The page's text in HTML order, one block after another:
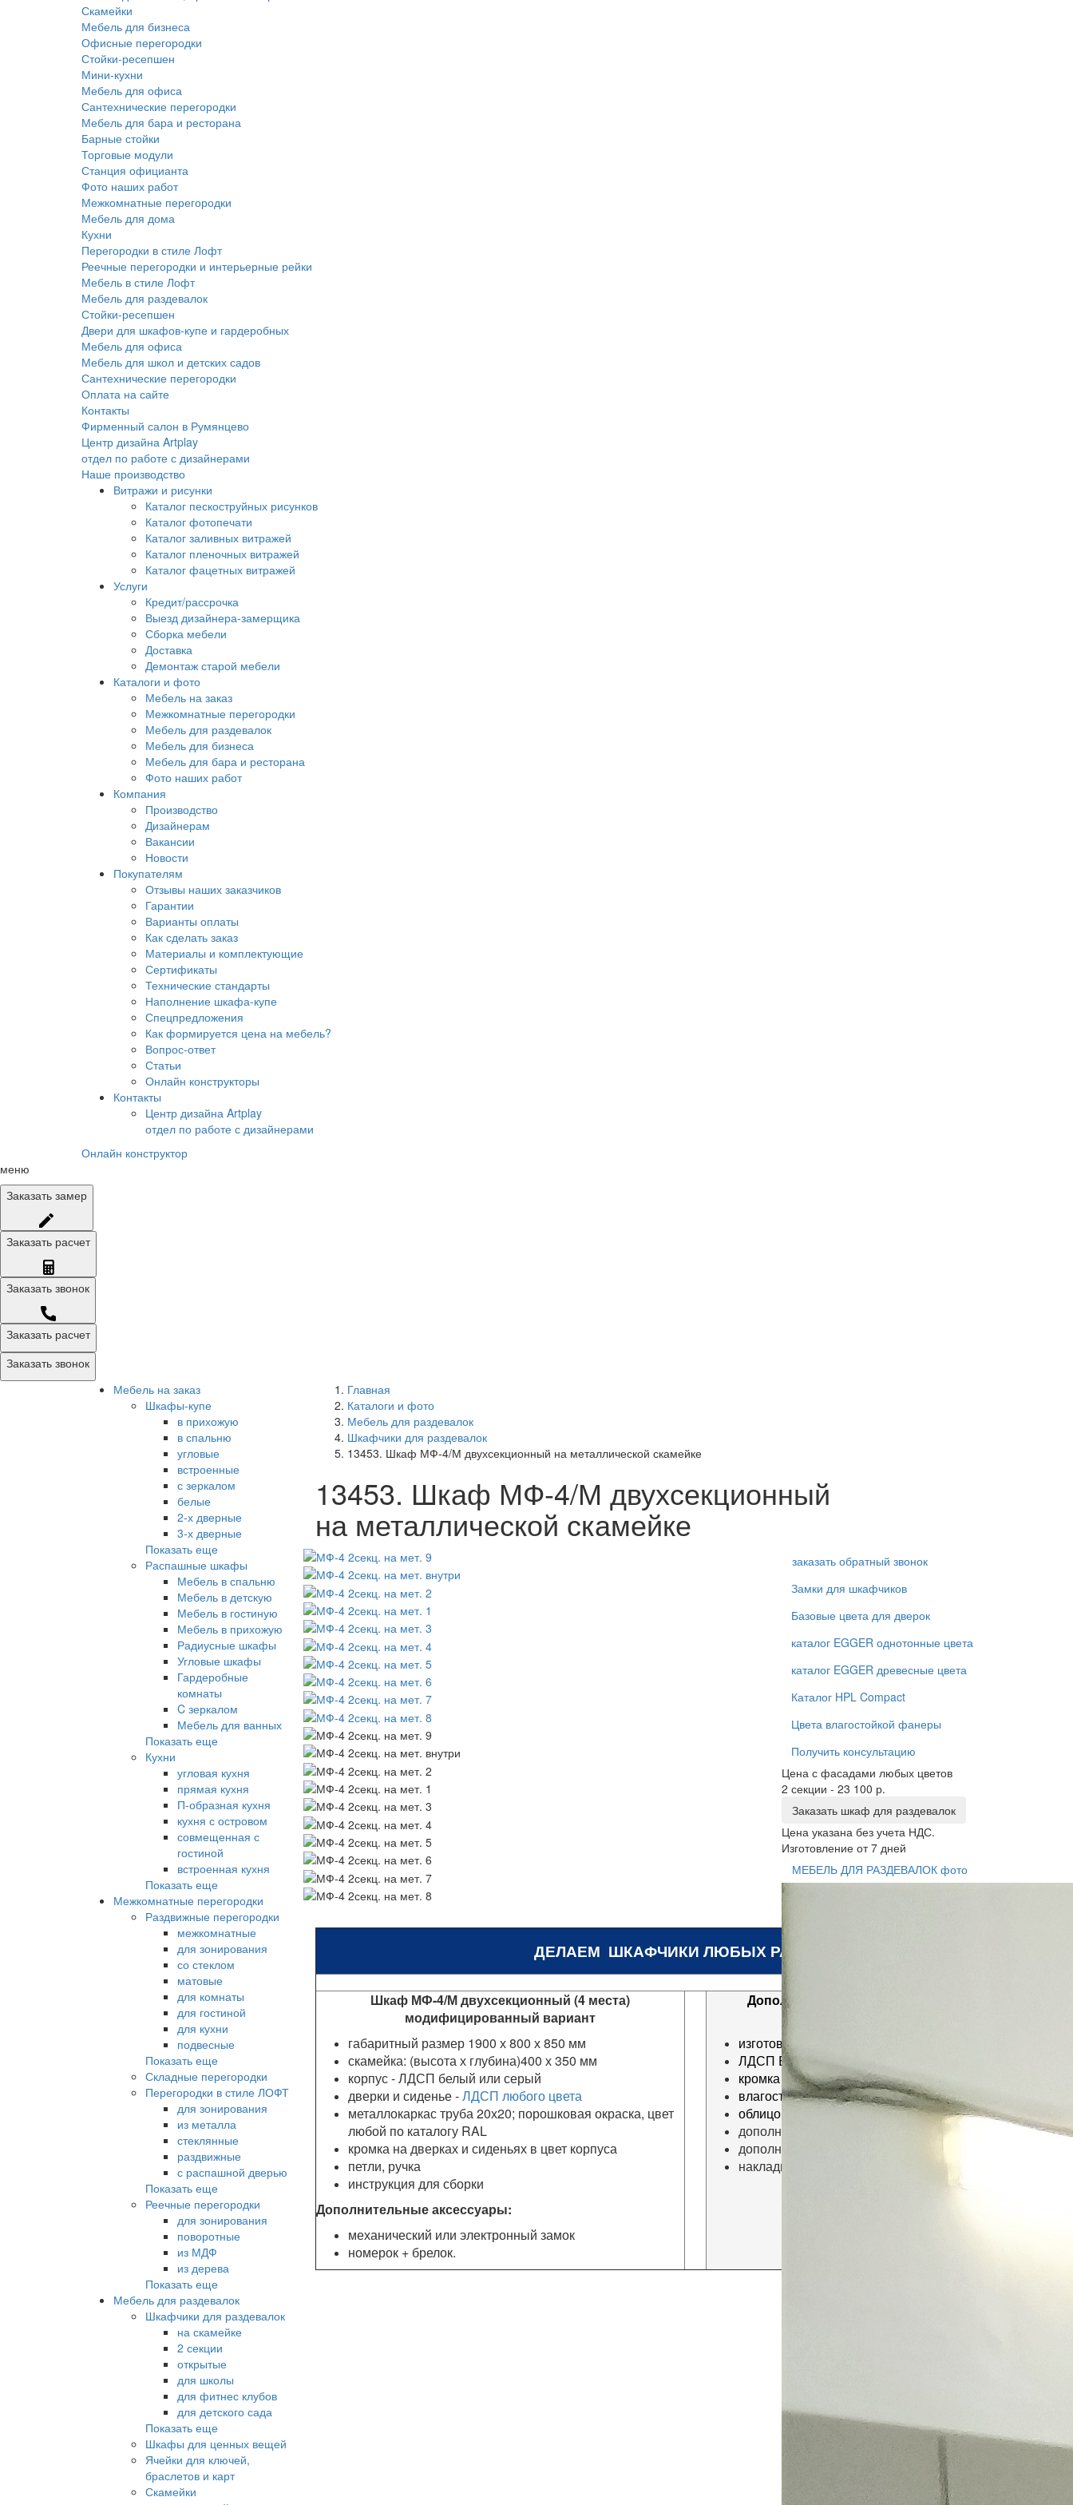
Скамейки
Мебель для бизнеса
Офисные перегородки
Стойки-ресепшен
Мини-кухни
Мебель для офиса
Сантехнические перегородки
Мебель для бара и ресторана
Барные стойки
Торговые модули
Станция официанта
Фото наших работ
Межкомнатные перегородки
Мебель для дома
Кухни
Перегородки в стиле Лофт
Реечные перегородки и интерьерные рейки
Мебель в стиле Лофт
Мебель для раздевалок
Стойки-ресепшен
Двери для шкафов-купе и гардеробных
Мебель для офиса
Мебель для школ и детских садов
Сантехнические перегородки
Оплата на сайте
Контакты
Фирменный салон в Румянцево
Центр дизайна Artplay
отдел по работе с дизайнерами
Наше производство
Витражи и рисунки
Каталог пескоструйных рисунков
Каталог фотопечати
Каталог заливных витражей
Каталог пленочных витражей
Каталог фацетных витражей
Услуги
Кредит/рассрочка
Выезд дизайнера-замерщика
Сборка мебели
Доставка
Демонтаж старой мебели
Каталоги и фото
Мебель на заказ
Межкомнатные перегородки
Мебель для раздевалок
Мебель для бизнеса
Мебель для бара и ресторана
Фото наших работ
Компания
Производство
Дизайнерам
Вакансии
Новости
Покупателям
Отзывы наших заказчиков
Гарантии
Варианты оплаты
Как сделать заказ
Материалы и комплектующие
Сертификаты
Технические стандарты
Наполнение шкафа-купе
Спецпредложения
Как формируется цена на мебель?
Вопрос-ответ
Статьи
Онлайн конструкторы
Контакты
Центр дизайна Artplay
отдел по работе с дизайнерами
Онлайн конструктор
меню
Заказать замер
Заказать расчет
Заказать звонок
Заказать расчет
Заказать звонок
Мебель на заказ
Шкафы-купе
в прихожую
в спальню
угловые
встроенные
с зеркалом
белые
2-х дверные
3-х дверные
Показать еще
Распашные шкафы
Мебель в спальню
Мебель в детскую
Мебель в гостиную
Мебель в прихожую
Радиусные шкафы
Угловые шкафы
Гардеробные
комнаты
C зеркалом
Мебель для ванных
Показать еще
Кухни
угловая кухня
прямая кухня
П-образная кухня
кухня с островом
совмещенная с
гостиной
встроенная кухня
Показать еще
Межкомнатные перегородки
Раздвижные перегородки
межкомнатные
для зонирования
со стеклом
матовые
для комнаты
для гостиной
для кухни
подвесные
Показать еще
Складные перегородки
Перегородки в стиле ЛОФТ
для зонирования
из металла
стеклянные
раздвижные
с распашной дверью
Показать еще
Реечные перегородки
для зонирования
поворотные
из МДФ
из дерева
Показать еще
Мебель для раздевалок
Шкафчики для раздевалок
на скамейке
2 секции
открытые
для школы
для фитнес клубов
для детского сада
Показать еще
Шкафы для ценных вещей
Ячейки для ключей,
браслетов и карт
Скамейки
Главная
Каталоги и фото
Мебель для раздевалок
Шкафчики для раздевалок
13453. Шкаф МФ-4/М двухсекционный на металлической скамейке
13453. Шкаф МФ-4/М двухсекционный
на металлической скамейке
ДЕЛАЕМ ШКАФЧИКИ ЛЮБЫХ РАЗМЕРОВ
Шкаф МФ-4/М двухсекционный (4 места)
модифицированный вариант
габаритный размер 1900 х 800 х 850 мм
скамейка: (высота х глубина)400 х 350 мм
корпус - ЛДСП белый или серый
дверки и сиденье -ЛДСП любого цвета
металлокаркас труба 20х20; порошковая окраска, цвет
любой по каталогу RAL
кромка на дверках и сиденьях в цвет корпуса
петли, ручка
инструкция для сборки
Дополнительные аксессуары:
механический или электронный замок
номерок + брелок.
Дополнительные возможности (нестандарт)
изготовление шкафов и скамеек любого размера
ЛДСП EGGER любого цвета
кромка любого цвета
влагостойкая ЛДСП
облицовка фасадов пластиком HPL
дополнительные полки
дополнительные крючки для одежды и штанги
накладное зеркало на фасадах
цены на нестандартные шкафы
заказать обратный звонок
Замки для шкафчиков
Базовые цвета для дверок
каталог EGGER однотонные цвета
каталог EGGER древесные цвета
Каталог HPL Compact
Цвета влагостойкой фанеры
Получить консультацию
Цена с фасадами любых цветов
2 секции - 23 100 р.
Заказать шкаф для раздевалок
Цена указана без учета НДС.
Изготовление от 7 дней
МЕБЕЛЬ ДЛЯ РАЗДЕВАЛОК фото